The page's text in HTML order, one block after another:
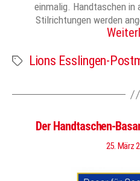
einmalig. Handtaschen in
Stilrichtungen werden
Schlagwörter
Lions Esslingen-
Der Handtaschen-
25. März